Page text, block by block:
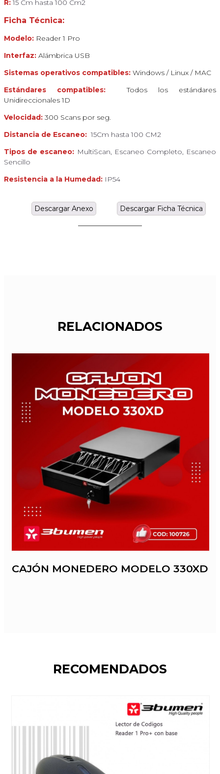
R:15 Cm hasta 100 Cm2
Ficha Técnica:
Modelo: Reader1 Pro
Interfaz: Alámbrica USB
Sistemas operativos compatibles: Windows / Linux / MAC
Estándares compatibles:Todos los estándares
Unidireccionales 1D
Velocidad: 300 Scans por seg.
Distancia de Escaneo: 15Cm hasta 100 CM2
Tipos de escaneo: MultiScan, Escaneo Completo, Escaneo
Sencillo
Resistencia a la Humedad: IP54
Descargar Anexo Descargar Ficha Técnica
RELACIONADOS
CAJÓN MONEDERO MODELO 330XD
RECOMENDADOS